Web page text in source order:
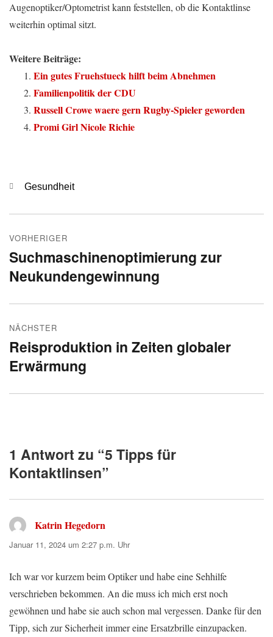
Augenoptiker/Optometrist kann feststellen, ob die Kontaktlinse
weiterhin optimal sitzt.
Weitere Beiträge:
Ein gutes Fruehstueck hilft beim Abnehmen
Familienpolitik der CDU
Russell Crowe waere gern Rugby-Spieler geworden
Promi Girl Nicole Richie
Kategorien
Gesundheit
VORHERIGER
Vorheriger
Beitrag:
Suchmaschinenoptimierung zur
Neukundengewinnung
NÄCHSTER
Nächster
Beitrag:
Reisproduktion in Zeiten globaler
Erwärmung
1 Antwort zu “5 Tipps für
Kontaktlinsen”
Katrin Hegedorn
Januar 11, 2024 um 2:27 p.m. Uhr
Ich war vor kurzem beim Optiker und habe eine Sehhilfe
verschrieben bekommen. An die muss ich mich erst noch
gewöhnen und habe sie auch schon mal vergessen. Danke für den
Tipp, sich zur Sicherheit immer eine Ersatzbrille einzupacken.